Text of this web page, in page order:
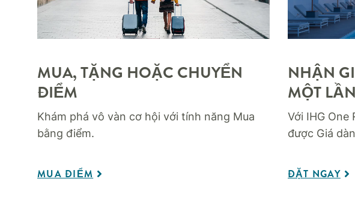
MUA, TẶNG HOẶC CHUYỂN
ĐIỂM
Khám phá vô vàn cơ hội với tính năng Mua
bằng điểm.
MUA ĐIỂM
NHẬN
MỘT
Với IHG One
được Giá
ĐẶT NGAY